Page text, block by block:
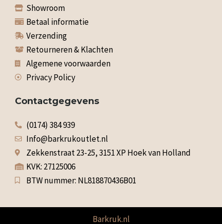
Showroom
Betaal informatie
Verzending
Retourneren & Klachten
Algemene voorwaarden
Privacy Policy
Contactgegevens
(0174) 384 939
Info@barkrukoutlet.nl
Zekkenstraat 23-25, 3151 XP Hoek van Holland
KVK: 27125006
BTW nummer: NL818870436B01
Barkruk.nl